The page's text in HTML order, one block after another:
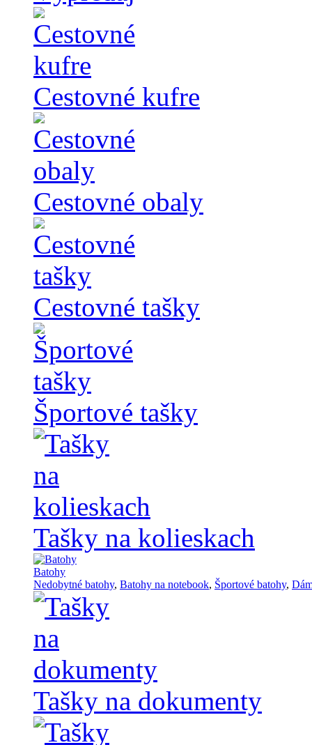
Cestovné kufre
Cestovné obaly
Cestovné tašky
Športové tašky
Tašky na kolieskach
Batohy
Nedobytné batohy, Batohy na notebook, Športové batohy,
Tašky na dokumenty